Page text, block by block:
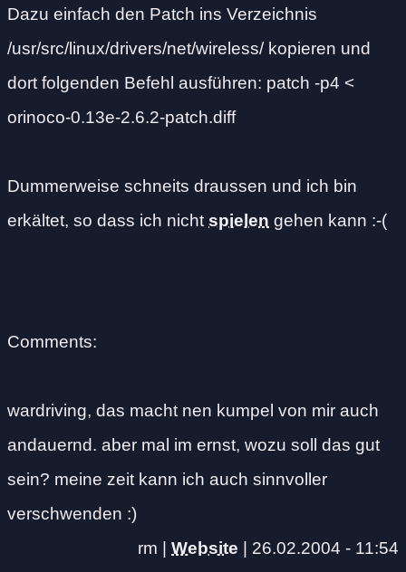
Dazu einfach den Patch ins Verzeichnis
/usr/src/linux/drivers/net/wireless/ kopieren und
dort folgenden Befehl ausführen: patch -p4 <
orinoco-0.13e-2.6.2-patch.diff
Dummerweise schneits draussen und ich bin
erkältet, so dass ich nicht spielen gehen kann :-(
Comments:
wardriving, das macht nen kumpel von mir auch
andauernd. aber mal im ernst, wozu soll das gut
sein? meine zeit kann ich auch sinnvoller
verschwenden :)
rm | Website
26.02.2004 - 11:54